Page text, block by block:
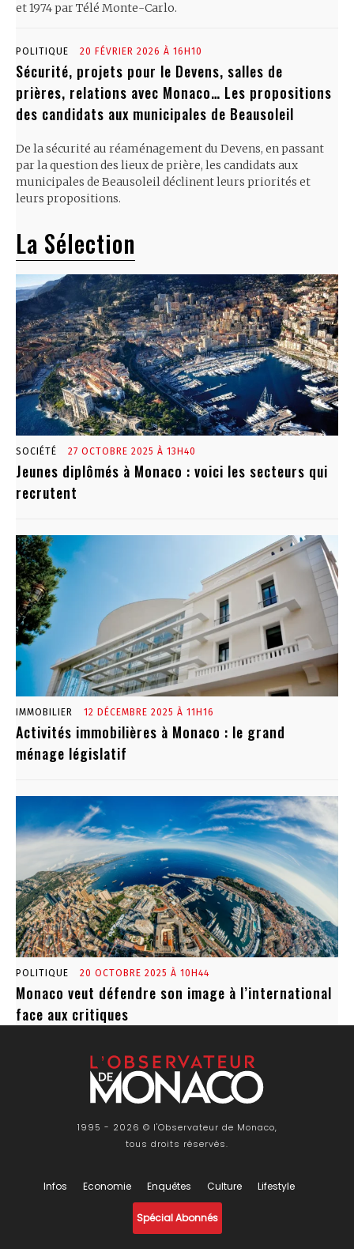
et 1974 par Télé Monte-Carlo.
POLITIQUE 20 FÉVRIER 2026 À 16H10
Sécurité, projets pour le Devens, salles de
prières, relations avec Monaco… Les propositions
des candidats aux municipales de Beausoleil
De la sécurité au réaménagement du Devens, en passant
par la question des lieux de prière, les candidats aux
municipales de Beausoleil déclinent leurs priorités et
leurs propositions.
La Sélection
SOCIÉTÉ 27 OCTOBRE 2025 À 13H40
Jeunes diplômés à Monaco : voici les secteurs qui
recrutent
IMMOBILIER 12 DÉCEMBRE 2025 À 11H16
Activités immobilières à Monaco : le grand
ménage législatif
POLITIQUE 20 OCTOBRE 2025 À 10H44
Monaco veut défendre son image à l’international
face aux critiques
1995 - 2026 © l'Observateur de Monaco,
tous droits réservés.
Infos Economie Enquêtes Culture Lifestyle
Spécial Abonnés